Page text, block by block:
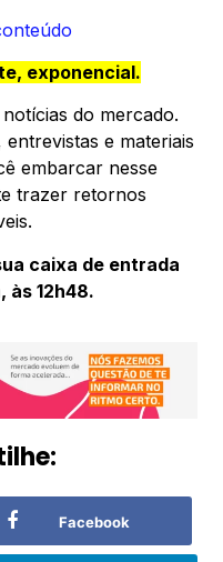
exponencial.
do mercado.
e materiais
embarcar nesse
trazer retornos
caixa de entrada
12h48.
Facebook